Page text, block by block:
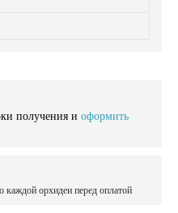
получения и оформить
орхидеи перед оплатой